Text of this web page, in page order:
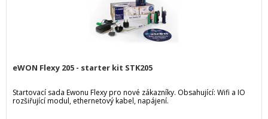
eWON Flexy 205 - starter kit STK205
Startovací sada Ewonu Flexy pro nové zákazníky. Obsahující: Wifi a IO
rozšiřující modul, ethernetový kabel, napájení.